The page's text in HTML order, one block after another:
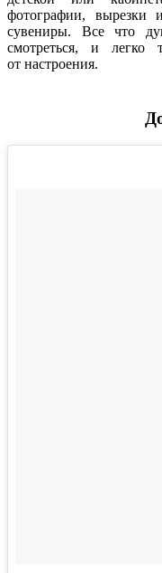
фотографии, вырезки
сувениры. Все что
смотреться, и легко
от настроения.